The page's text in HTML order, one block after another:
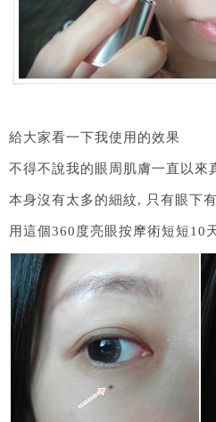
給大家看一下我使用的效果
不得不說我的眼周肌膚一直以來
本身沒有太多的細紋, 只有眼下
用這個360度亮眼按摩術短短10